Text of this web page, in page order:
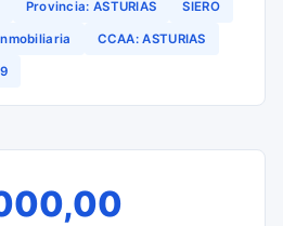
Provincia: ASTURIAS SIERO
CCAA: ASTURIAS